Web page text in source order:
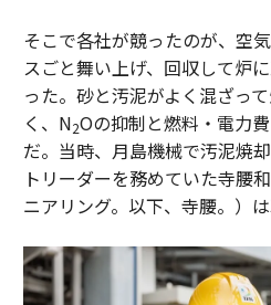
そこで各社が競ったのが、空
スごと舞い上げ、回収して炉
った。砂と汚泥がよく混ざっ
く、N2Oの抑制と燃料・電力
だ。当時、月島機械で汚泥焼
トリーダーを務めていた寺腰
ニアリング。以下、寺腰。）